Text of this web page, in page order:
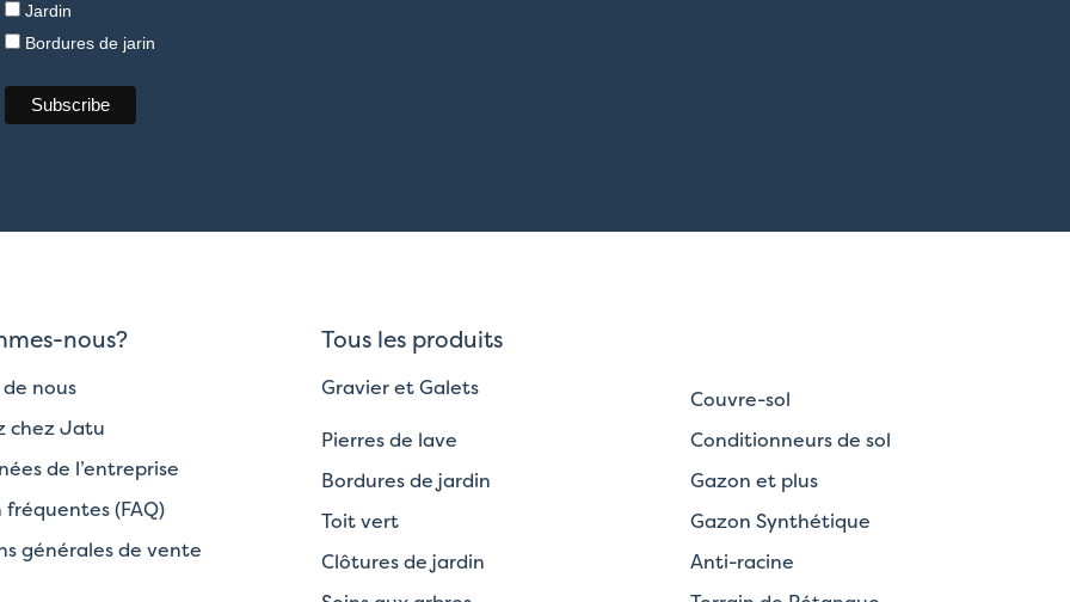
Jardin
Bordures de jarin
nous?
nous
chez Jatu
de l’entreprise
(FAQ)
générales de vente
Tous les produits
Gravier et Galets
Couvre-sol
Pierres de lave
Conditionneurs de sol
Bordures de jardin
Gazon et plus
Toit vert
Gazon Synthétique
Clôtures de jardin
Anti-racine